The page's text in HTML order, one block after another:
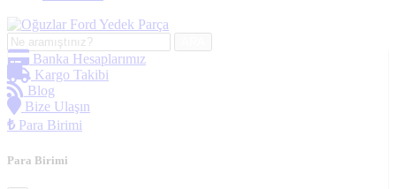
Banka Hesaplarımız
Kargo Takibi
Blog
Bize Ulaşın
₺ Para Birimi
Para Birimi